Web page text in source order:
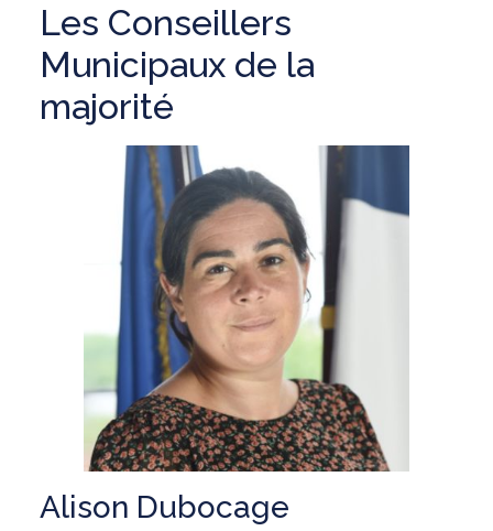
Les Conseillers
Municipaux de la
majorité
Alison Dubocage